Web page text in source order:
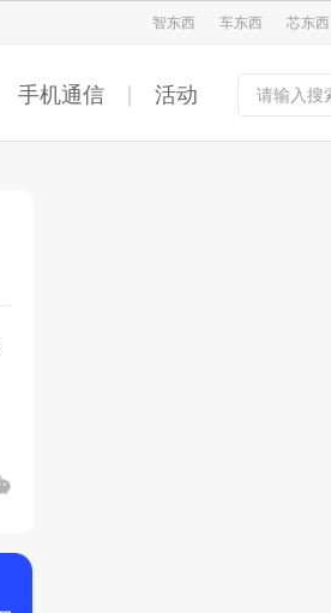
智东西 车东西 芯东西
手机通信 活动